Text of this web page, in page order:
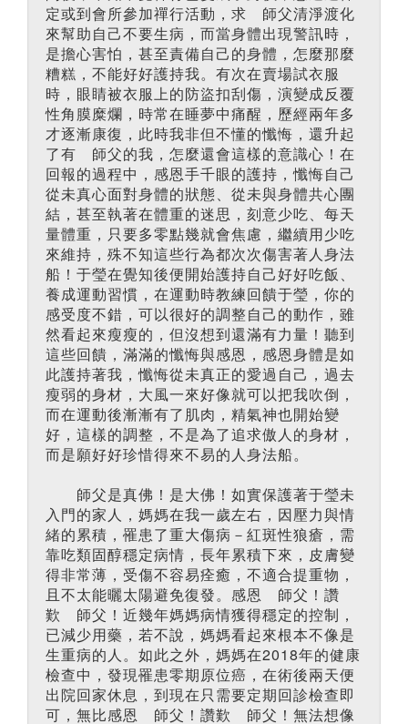
定或到會所參加禪行活動，求 師父清淨渡化
來幫助自己不要生病，而當身體出現警訊時，
是擔心害怕，甚至責備自己的身體，怎麼那麼
糟糕，不能好好護持我。有次在賣場試衣服
時，眼睛被衣服上的防盜扣刮傷，演變成反覆
性角膜糜爛，時常在睡夢中痛醒，歷經兩年多
才逐漸康復，此時我非但不懂的懺悔，還升起
了有 師父的我，怎麼還會這樣的意識心！在
回報的過程中，感恩手千眼的護持，懺悔自己
從未真心面對身體的狀態、從未與身體共心團
結，甚至執著在體重的迷思，刻意少吃、每天
量體重，只要多零點幾就會焦慮，繼續用少吃
來維持，殊不知這些行為都次次傷害著人身法
船！于瑩在覺知後便開始護持自己好好吃飯、
養成運動習慣，在運動時教練回饋于瑩，你的
感受度不錯，可以很好的調整自己的動作，雖
然看起來瘦瘦的，但沒想到還滿有力量！聽到
這些回饋，滿滿的懺悔與感恩，感恩身體是如
此護持著我，懺悔從未真正的愛過自己，過去
瘦弱的身材，大風一來好像就可以把我吹倒，
而在運動後漸漸有了肌肉，精氣神也開始變
好，這樣的調整，不是為了追求傲人的身材，
而是願好好珍惜得來不易的人身法船。
師父是真佛！是大佛！如實保護著于瑩未
入門的家人，媽媽在我一歲左右，因壓力與情
緒的累積，罹患了重大傷病－紅斑性狼瘡，需
靠吃類固醇穩定病情，長年累積下來，皮膚變
得非常薄，受傷不容易痊癒，不適合提重物，
且不太能曬太陽避免復發。感恩 師父！讚
歎 師父！近幾年媽媽病情獲得穩定的控制，
已減少用藥，若不說，媽媽看起來根本不像是
生重病的人。如此之外，媽媽在2018年的健康
檢查中，發現罹患零期原位癌，在術後兩天便
出院回家休息，到現在只需要定期回診檢查即
可，無比感恩 師父！讚歎 師父！無法想像